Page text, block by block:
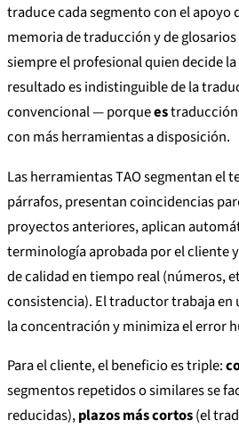
traduce cada segmento con el apoyo
memoria de traducción y de
siempre el profesional quien decide
resultado es indistinguible de la
convencional — porquees
con más herramientas a disposición.
Las herramientas TAO segmentan el
párrafos, presentan coincidencias
proyectos anteriores, aplican
terminología aprobada por el cliente
de calidad en tiempo real (números,
consistencia). El traductor trabaja
la concentración y minimiza el error
Para el cliente, el beneficio es triple:
segmentos repetidos o similares se
reducidas),plazos más cortos(el